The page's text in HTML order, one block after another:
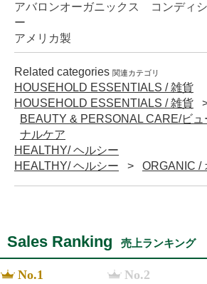
アバロンオーガニックス コンディ
ー
アメリカ製
Related categories 関連カテゴリ
HOUSEHOLD ESSENTIALS / 雑貨
HOUSEHOLD ESSENTIALS / 雑貨
BEAUTY & PERSONAL CARE/ビュ
ナルケア
HEALTHY/ ヘルシー
HEALTHY/ ヘルシー
ORGANIC /
Sales Ranking 売上ランキング
No.1 No.2